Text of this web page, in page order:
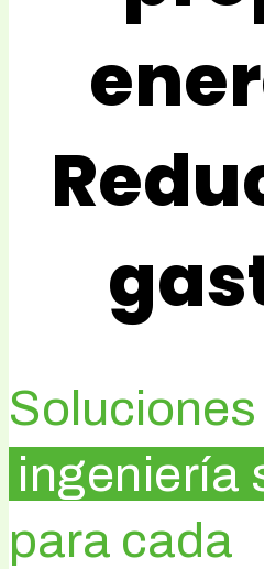
Soluciones
ingeniería
para cada